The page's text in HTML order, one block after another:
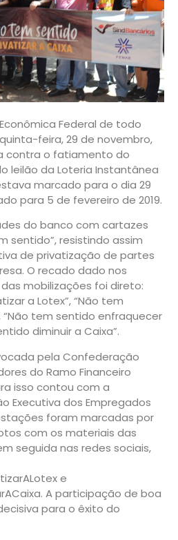
Federal de todo
feira, 29 de novembro,
contra o fatiamento do
leilão da Loteria Instantânea
marcado para o dia 29
para 5 de fevereiro de 2019.
do banco com cartazes
sentido”, resistindo assim
de privatização de partes
O recado dado nos
mobilizações foi direto:
a Lotex”, “Não tem
tem sentido enfraquecer
diminuir a Caixa”.
pela Confederação
do Ramo Financeiro
isso contou com a
Executiva dos Empregados
foram marcadas por
com os materiais das
seguida nas redes sociais,
e
A participação de boa
para o êxito do